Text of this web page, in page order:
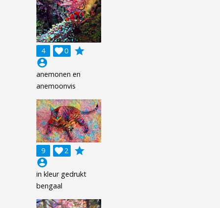
4 0

grade
account_circle
anemonen en
anemoonvis
9 2

grade
account_circle
in kleur gedrukt
bengaal